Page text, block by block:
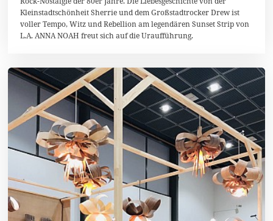
e
b
e
1
8
Kleinstadtschönheit Sherrie und dem Großstadtrocker Drew ist
voller Tempo, Witz und Rebellion am legendären Sunset Strip von
L.A. ANNA NOAH freut sich auf die Uraufführung.